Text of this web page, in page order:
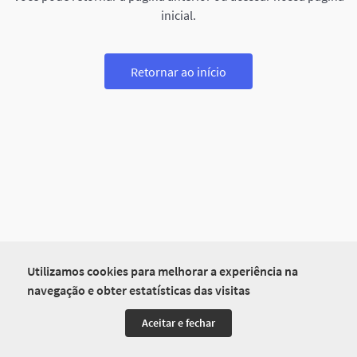
Utilizamos cookies para melhorar a experiência na
navegação e obter estatísticas das visitas
Aceitar e fechar
inicial.
Retornar ao início